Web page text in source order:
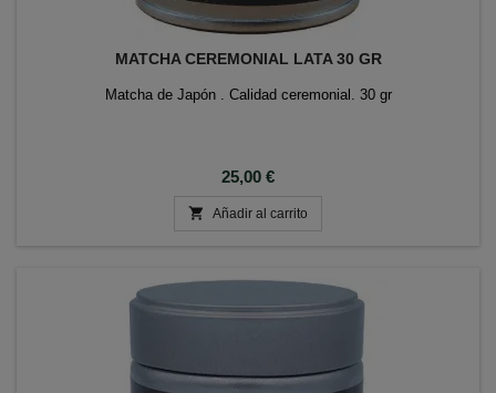
MATCHA CEREMONIAL LATA 30 GR
Matcha de Japón . Calidad ceremonial. 30 gr
Precio
25,00 €
 Añadir al carrito